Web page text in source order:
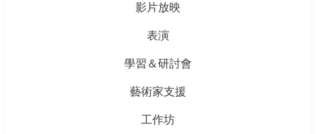
影片放映
表演
學習＆研討會
藝術家支援
工作坊